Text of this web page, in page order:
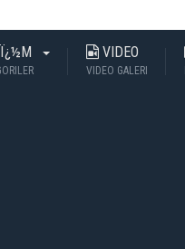
VIDEO
VIDEO GALERI